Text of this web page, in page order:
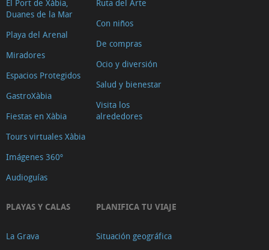
El Port de Xàbia,
Duanes de la Mar
Playa del Arenal
Miradores
Espacios Protegidos
GastroXàbia
Fiestas en Xàbia
Tours virtuales Xàbia
Imágenes 360º
Audioguías
Ruta del Arte
Con niños
De compras
Ocio y diversión
Salud y bienestar
Visita los
alrededores
PLAYAS Y CALAS
La Grava
PLANIFICA TU VIAJE
Situación geográfica